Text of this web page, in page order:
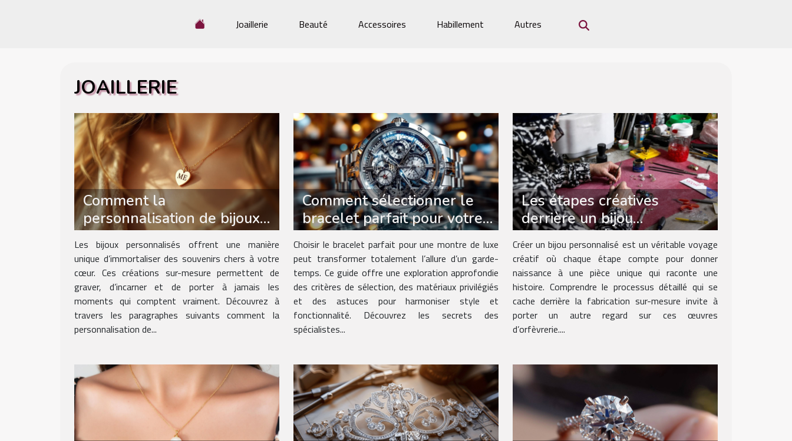
Joaillerie Beauté Accessoires Habillement Autres
JOAILLERIE
Comment la
personnalisation de bijoux
peut capturer vos moments
les plus précieux ?
Les bijoux personnalisés offrent une manière
unique d’immortaliser des souvenirs chers à votre
cœur. Ces créations sur-mesure permettent de
graver, d’incarner et de porter à jamais les
moments qui comptent vraiment. Découvrez à
travers les paragraphes suivants comment la
personnalisation de...
Comment sélectionner le
bracelet parfait pour votre
montre de luxe ?
Choisir le bracelet parfait pour une montre de luxe
peut transformer totalement l’allure d’un garde-
temps. Ce guide offre une exploration approfondie
des critères de sélection, des matériaux privilégiés
et des astuces pour harmoniser style et
fonctionnalité. Découvrez les secrets des
spécialistes...
Les étapes créatives
derrière un bijou
personnalisé
Créer un bijou personnalisé est un véritable voyage
créatif où chaque étape compte pour donner
naissance à une pièce unique qui raconte une
histoire. Comprendre le processus détaillé qui se
cache derrière la fabrication sur-mesure invite à
porter un autre regard sur ces œuvres
d’orfèvrerie....